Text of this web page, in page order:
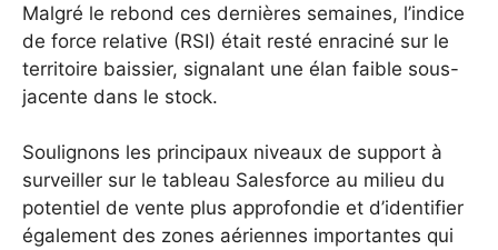
Malgré le rebond ces dernières semaines, l’indice
de force relative (RSI) était resté enraciné sur le
territoire baissier, signalant une élan faible sous-
jacente dans le stock.
Soulignons les principaux niveaux de support à
surveiller sur le tableau Salesforce au milieu du
potentiel de vente plus approfondie et d’identifier
également des zones aériennes importantes qui